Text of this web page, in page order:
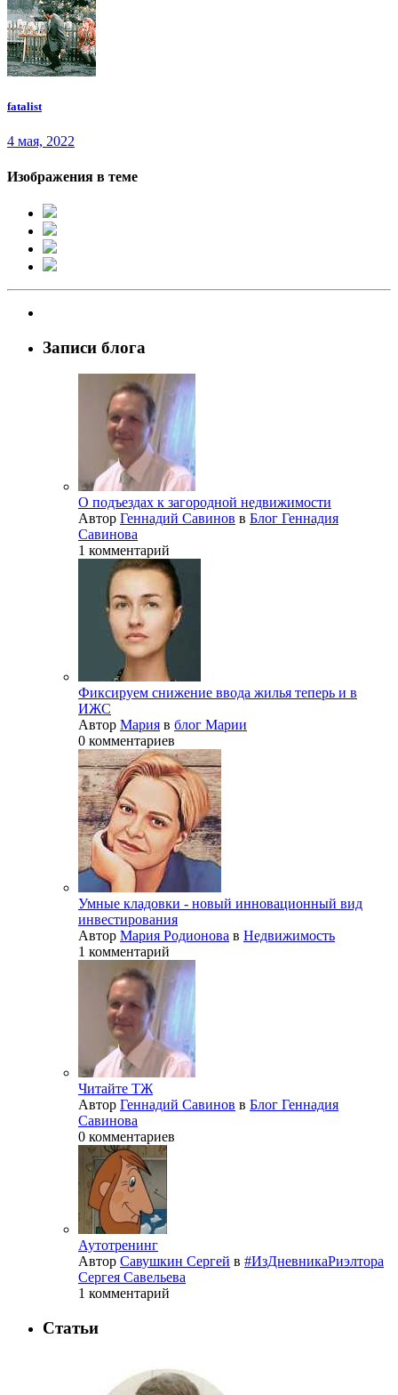
fatalist
4 мая, 2022
Изображения в теме
Записи блога
О подъездах к загородной недвижимости
Автор Геннадий Савинов в Блог Геннадия
Савинова
1 комментарий
Фиксируем снижение ввода жилья теперь и в
ИЖС
Автор Мария в блог Марии
0 комментариев
Умные кладовки - новый инновационный вид
инвестирования
Автор Мария Родионова в Недвижимость
1 комментарий
Читайте ТЖ
Автор Геннадий Савинов в Блог Геннадия
Савинова
0 комментариев
Аутотренинг
Автор Савушкин Сергей в #ИзДневникаРиэлтора
Сергея Савельева
1 комментарий
Статьи